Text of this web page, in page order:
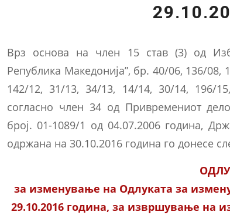
Врз основа на член 15 став (3) од
Република Македонија”, бр. 40/06, 136/
142/12, 31/13, 34/13, 14/14, 30/14, 196/
согласно член 34 од Привремениот
број. 01-1089/1 од 04.07.2006 година,
одржана на 30.10.2016 година го донесе
за изменување на Одлуката за
29.10.2016 година, за извршување на